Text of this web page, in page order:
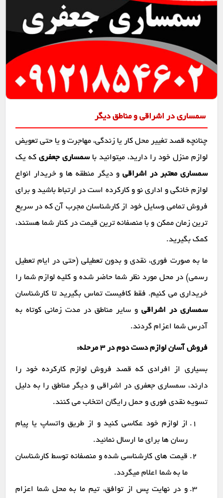
سمساری در اشراقی و مناطق دیگر
چنانچه قصد تغییر محل کار یا زندگی، مهاجرت و یا حتی تعویض
لوازم منزل خود را دارید، میتوانید باسمساری جعفری که یک
سمساری معتبر در اشراقی و دیگر منطقه ها و خریدار انواع
لوازم خانگی و اداری نو و کارکرده است در ارتباط باشید و برای
فروش تمامی وسایل خود از کارشناسان مجرب آن که در سریع
ترین زمان ممکن و با منصفانه ترین قیمت در کنار شما هستند،
کمک بگیرید.
ما به صورت فوری، نقدی و بدون تعطیلی (حتی در ایام تعطیل
رسمی) در محل مورد نظر شما حاضر شده و کلیه لوازم شما را
خریداری می کنیم. فقط کافیست تماس بگیرید تا کارشناسان
سمساری در اشراقی و سایر مناطق در مدت زمانی کوتاه به
آدرس شما اعزام گردند.
فروش آسان لوازم دست دوم در ۳ مرحله:
بسیاری از افرادی که قصد فروش لوازم کارکرده خود را
دارند، سمساری جعفری در اشراقی و دیگر مناطق را به دلیل
تسویه نقدی فوری و حمل رایگان انتخاب می کنند.
از لوازم خود عکاسی کنید و از طریق واتساپ یا پیام
رسان ها برای ما ارسال نمائید.
قیمت های کارشناسی شده و منصفانه توسط کارشناسان
ما به شما اعلام میگردد.
و در نهایت پس از توافق، تیم ما به محل شما اعزام